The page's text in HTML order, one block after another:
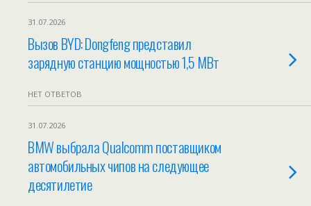
31.07.2026
Вызов BYD: Dongfeng представил
зарядную станцию мощностью 1,5 МВт
НЕТ ОТВЕТОВ
31.07.2026
BMW выбрала Qualcomm поставщиком
автомобильных чипов на следующее
десятилетие